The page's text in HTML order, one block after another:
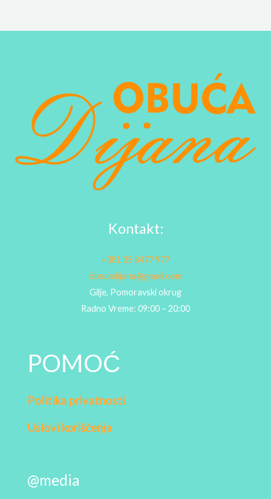
Kontakt:
+381 35 8477 977
obucadijana@gmail.com
Gilje, Pomoravski okrug
Radno Vreme: 09:00 – 20:00
POMOĆ
Politika privatnosti
Uslovi korišćenja
@media